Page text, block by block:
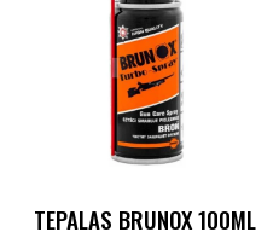
TEPALAS BRUNOX 100ML